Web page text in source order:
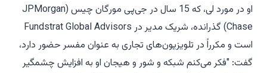
او در مورد لی، که 15 سال در جی‌پی مورگان چیس (JPMorgan
Chase) گذرانده، شریک مدیر در Fundstrat Global Advisors
است و مکرراً در تلویزیون‌های تجاری به عنوان مفسر حضور دارد،
گفت: "فکر می‌کنم شبکه و شور و هیجان او به افزایش چشمگیر